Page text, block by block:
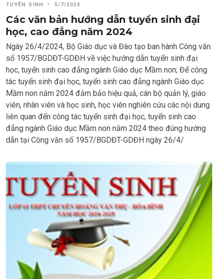
TUYỂN SINH • 5/7/2024
Các văn bản hướng dẫn tuyển sinh đại
học, cao đẳng năm 2024
Ngày 26/4/2024, Bộ Giáo dục và Đào tạo ban hành Công văn
số 1957/BGDĐT-GDĐH về việc hướng dẫn tuyển sinh đại
học, tuyển sinh cao đẳng ngành Giáo dục Mầm non; Để công
tác tuyển sinh đại học, tuyển sinh cao đẳng ngành Giáo dục
Mầm non năm 2024 đảm bảo hiệu quả, cán bộ quản lý, giáo
viên, nhân viên và học sinh, học viên nghiên cứu các nội dung
liên quan đến công tác tuyển sinh đại học, tuyển sinh cao
đẳng ngành Giáo dục Mầm non năm 2024 theo đúng hướng
dẫn tại Công văn số 1957/BGDĐT-GDĐH ngày 26/4/